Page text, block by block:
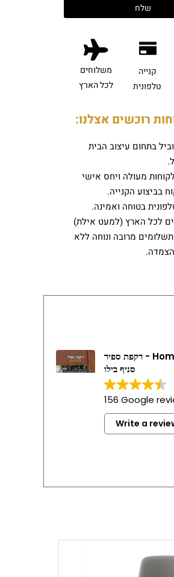
קנייה
טלפונית
משלוחים
לכל הארץ
רוכשים אצלנו:
בתחום עיצוב הבית
מעולה ויחס אישי
בביצוע הקנייה.
בטוחה ואמינה.
לכל הארץ (למעט אילת)
מרובה ונוחה ללא
רקפת ספיר - Home design
סניף בילו
156 Google
Write a